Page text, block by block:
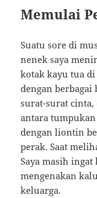
Memulai
Suatu sore di
nenek saya
kotak kayu tua
dengan
surat-surat cinta,
antara
dengan liontin
perak. Saat
Saya masih
mengenakan
keluarga.